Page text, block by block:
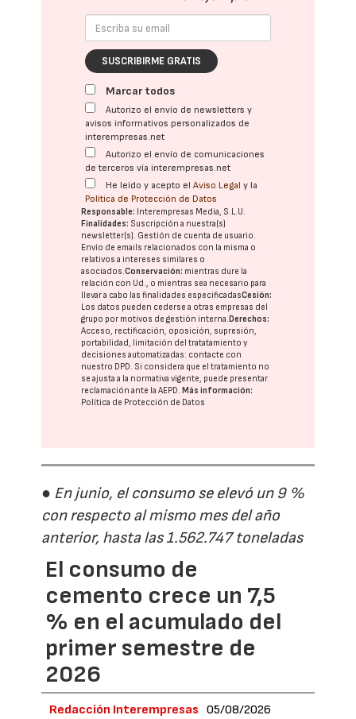
SUSCRIBIRME GRATIS
Marcar todos
Autorizo el envío de newsletters y
avisos informativos personalizados de
interempresas.net
Autorizo el envío de comunicaciones
de terceros vía interempresas.net
He leído y acepto elAviso Legal y la
Política de Protección de Datos
Responsable: Interempresas Media, S.L.U.
Finalidades: Suscripción a nuestra(s)
newsletter(s). Gestión de cuenta de usuario.
Envío de emails relacionados con la misma o
relativos a intereses similares o
asociados.Conservación: mientras dure la
relación con Ud., o mientras sea necesario para
llevar a cabo las finalidades especificadasCesión:
Los datos pueden cederse a otras empresas del
grupo por motivos de gestión interna. Derechos:
Acceso, rectificación, oposición, supresión,
portabilidad, limitación del tratatamiento y
decisiones automatizadas: contacte con
nuestro DPD. Si considera que el tratamiento no
se ajusta a la normativa vigente, puede presentar
reclamación ante laAEPD. Más información:
Política de Protección de Datos
● En junio, el consumo se elevó un 9 %
con respecto al mismo mes del año
anterior, hasta las 1.562.747 toneladas
El consumo de
cemento crece un 7,5
% en el acumulado del
primer semestre de
2026
Redacción Interempresas 05/08/2026